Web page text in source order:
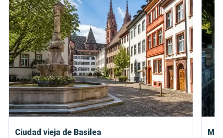
Ciudad vieja de Basilea